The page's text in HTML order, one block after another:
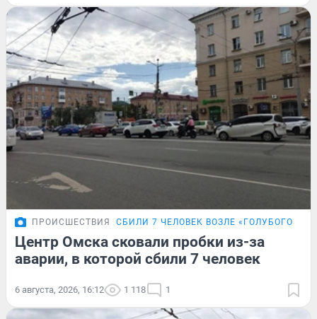
ПРОИСШЕСТВИЯ СБИЛИ 7 ЧЕЛОВЕК ВОЗЛЕ «ГОЛУБОГО
Центр Омска сковали пробки из-за
аварии, в которой сбили 7 человек
6 августа, 2026, 16:12 1 118 1